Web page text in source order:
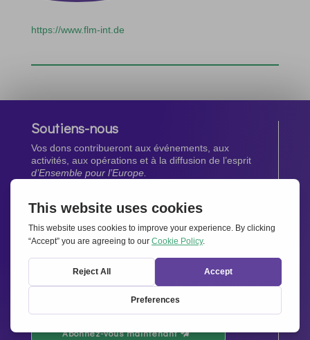
https://www.flm-int.de
Soutiens-nous
Vos dons contribueront aux événements, aux
activités, aux opérations et à la diffusion de l’esprit
d’Ensemble pour l’Europe.
Faites un don maintenant
Newsletter
Restez au courant de toutes les dernières nouvelles
Abonnez-vous maintenant